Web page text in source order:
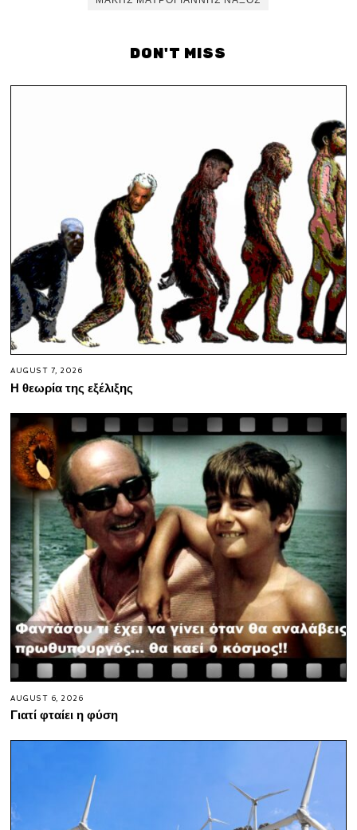
DON'T MISS
AUGUST 7, 2026
Η θεωρία της εξέλιξης
AUGUST 6, 2026
Γιατί φταίει η φύση